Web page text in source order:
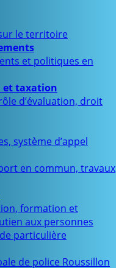
le territoire
et politiques en
et taxation
d’évaluation, droit
système d’appel
en commun, travaux
formation et
aux personnes
particulière
de police Roussillon